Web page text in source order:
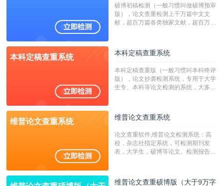
硕博初稿检测（一般习惯叫做硕博预审
版），论文查重检测上千万篇中文文
献，超百万篇各类独家文献，超百万港
校用来检测硕博论文的系统，检测范围
广，数据来源真实，检测算法合理!本
字符数30万）
本科定稿查重系统 本科定稿查重系统
本科定稿查重版（一般习惯叫本科终评
版），论文抄袭检测系统，专用于大学
生专、本科等论文检测的系统，大多数
维普论文查重系统 维普论文查重系统
论文查重软件,维普论文检测系统：高
校，杂志社指定系统，可检测期刊发
表，大学生，硕博等论文。检测报告支
维普论文查重硕博版（大于9万字